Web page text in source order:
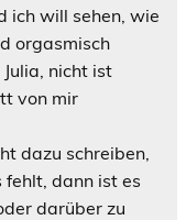
ich will sehen, wie
orgasmisch
nicht ist
von mir
dazu schreiben,
dann ist es
darüber zu